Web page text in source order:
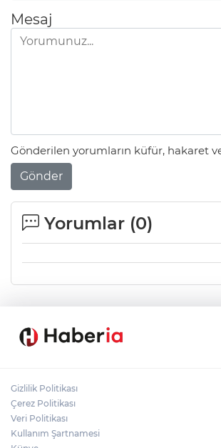
Mesaj
Gönderilen yorumların küfür, hakaret
Gönder
Yorumlar (0)
Gizlilik Politikası
Çerez Politikası
Veri Politikası
Kullanım Şartnamesi